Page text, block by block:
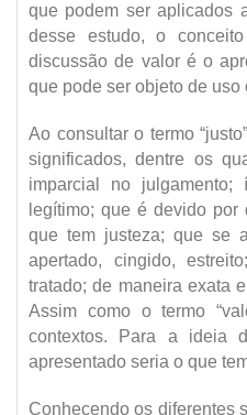
que podem ser aplicados
desse estudo, o
discussão de valor é o
que pode ser objeto de
Ao consultar o termo
significados, dentre os
imparcial no julgamento;
legítimo; que é devido por
que tem justeza; que se
apertado, cingido,
tratado; de maneira exata
Assim como o termo
contextos. Para a ideia
apresentado seria o que
Conhecendo os diferentes